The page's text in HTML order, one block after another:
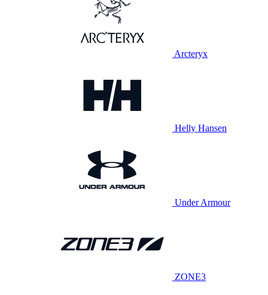
Arcteryx
Helly Hansen
Under Armour
ZONE3